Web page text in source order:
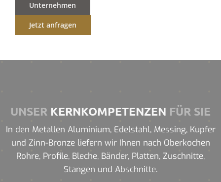
Unternehmen
Jetzt anfragen
UNSER KERNKOMPETENZEN FÜR SIE
In den Metallen Aluminium, Edelstahl, Messing, Kupfer
und Zinn-Bronze liefern wir Ihnen nach Oberkochen
Rohre, Profile, Bleche, Bänder, Platten, Zuschnitte,
Stangen und Abschnitte.